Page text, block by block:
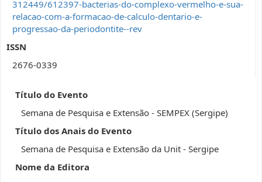
312449/612397-bacterias-do-complexo-vermelho-e-sua-
relacao-com-a-formacao-de-calculo-dentario-e-
progressao-da-periodontite--rev
ISSN
2676-0339
Título do Evento
Semana de Pesquisa e Extensão - SEMPEX (Sergipe)
Título dos Anais do Evento
Semana de Pesquisa e Extensão da Unit - Sergipe
Nome da Editora